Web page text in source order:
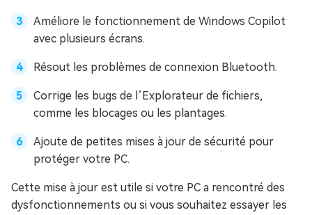
Améliore le fonctionnement de Windows Copilot
avec plusieurs écrans.
Résout les problèmes de connexion Bluetooth.
Corrige les bugs de l’Explorateur de fichiers,
comme les blocages ou les plantages.
Ajoute de petites mises à jour de sécurité pour
protéger votre PC.
Cette mise à jour est utile si votre PC a rencontré des
dysfonctionnements ou si vous souhaitez essayer les